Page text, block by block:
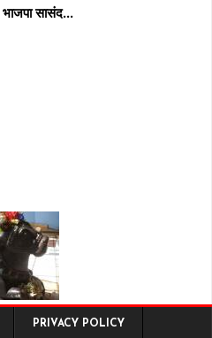
सासंद…
PRIVACY POLICY